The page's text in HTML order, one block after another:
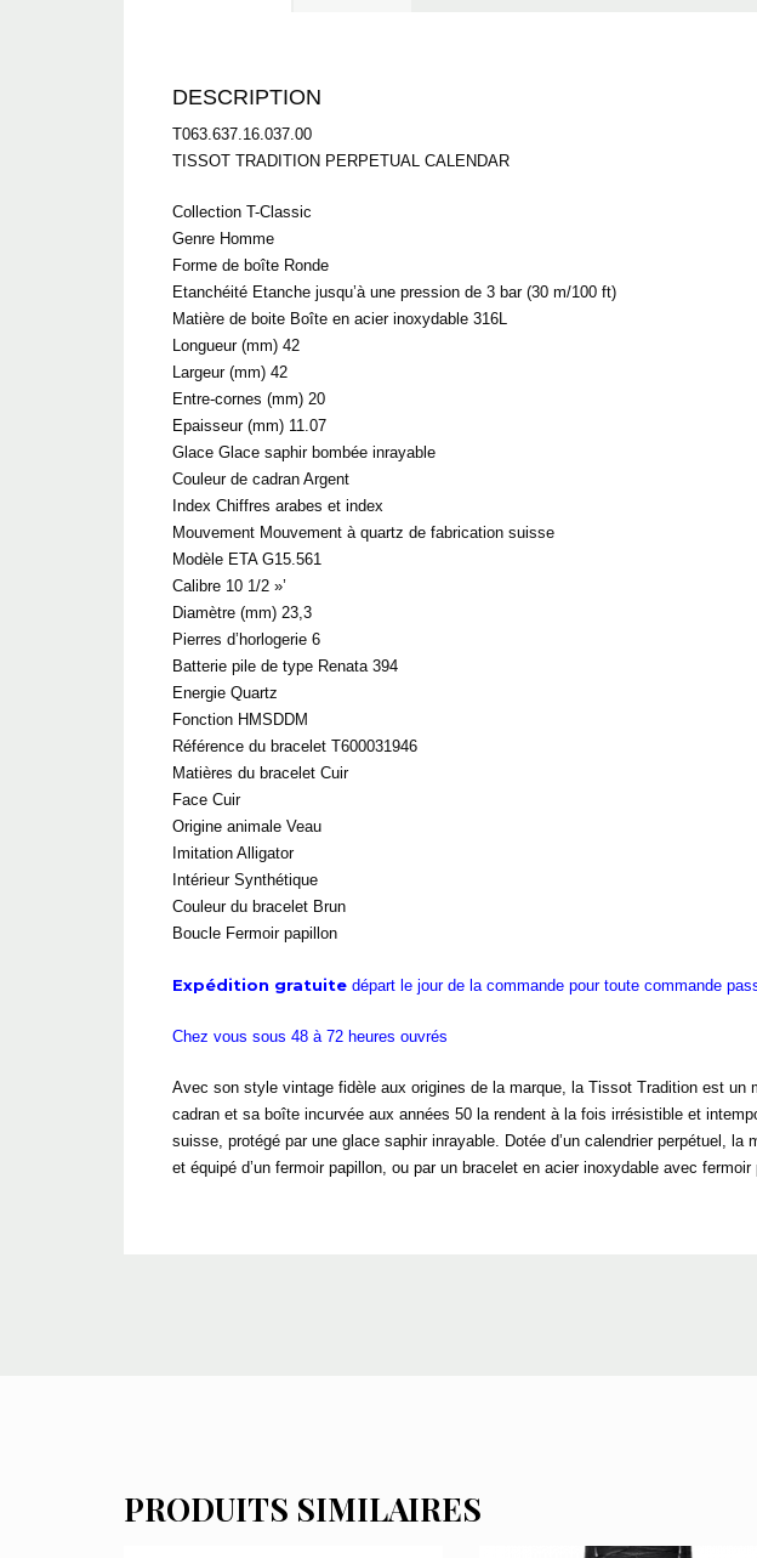
DESCRIPTION
T063.637.16.037.00
TISSOT TRADITION PERPETUAL CALENDAR
Collection T-Classic
Genre Homme
Forme de boîte Ronde
Etanchéité Etanche jusqu’à une pression de 3 bar (30 m/100 ft)
Matière de boite Boîte en acier inoxydable 316L
Longueur (mm) 42
Largeur (mm) 42
Entre-cornes (mm) 20
Epaisseur (mm) 11.07
Glace Glace saphir bombée inrayable
Couleur de cadran Argent
Index Chiffres arabes et index
Mouvement Mouvement à quartz de fabrication suisse
Modèle ETA G15.561
Calibre 10 1/2 »’
Diamètre (mm) 23,3
Pierres d’horlogerie 6
Batterie pile de type Renata 394
Energie Quartz
Fonction HMSDDM
Référence du bracelet T600031946
Matières du bracelet Cuir
Face Cuir
Origine animale Veau
Imitation Alligator
Intérieur Synthétique
Couleur du bracelet Brun
Boucle Fermoir papillon
Expédition gratuite départ le jour de la commande pour toute commande
Chez vous sous 48 à 72 heures ouvrés
Avec son style vintage fidèle aux origines de la marque, la Tissot Tradition est un
cadran et sa boîte incurvée aux années 50 la rendent à la fois irrésistible et
suisse, protégé par une glace saphir inrayable. Dotée d’un calendrier perpétuel,
et équipé d’un fermoir papillon, ou par un bracelet en acier inoxydable avec
PRODUITS SIMILAIRES